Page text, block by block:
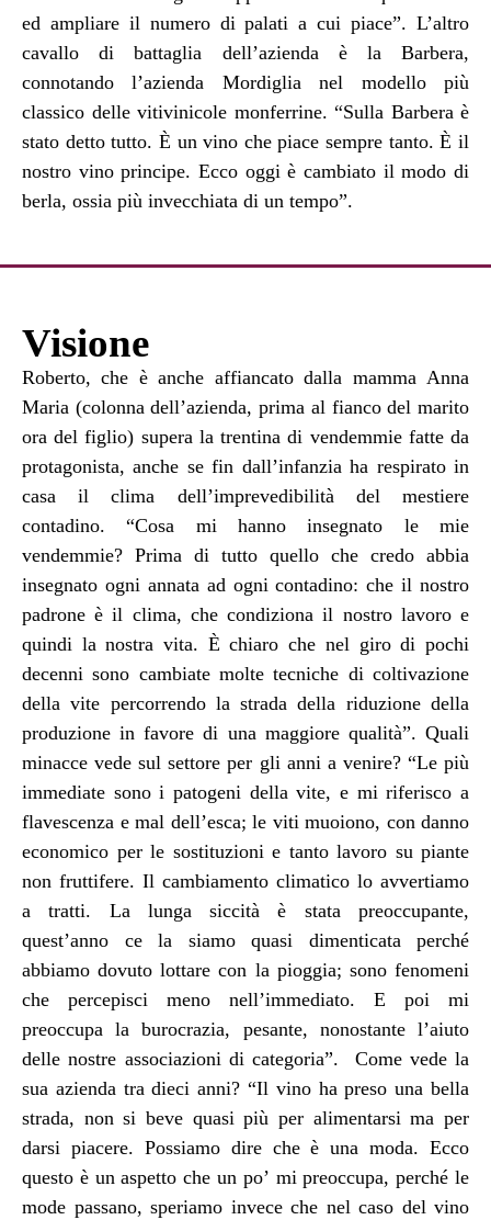
ed ampliare il numero di palati a cui piace”. L’altro
cavallo di battaglia dell’azienda è la Barbera,
connotando l’azienda Mordiglia nel modello più
classico delle vitivinicole monferrine. “Sulla Barbera è
stato detto tutto. È un vino che piace sempre tanto. È il
nostro vino principe. Ecco oggi è cambiato il modo di
berla, ossia più invecchiata di un tempo”.
Visione
Roberto, che è anche affiancato dalla mamma Anna
Maria (colonna dell’azienda, prima al fianco del marito
ora del figlio) supera la trentina di vendemmie fatte da
protagonista, anche se fin dall’infanzia ha respirato in
casa il clima dell’imprevedibilità del mestiere
contadino. “Cosa mi hanno insegnato le mie
vendemmie? Prima di tutto quello che credo abbia
insegnato ogni annata ad ogni contadino: che il nostro
padrone è il clima, che condiziona il nostro lavoro e
quindi la nostra vita. È chiaro che nel giro di pochi
decenni sono cambiate molte tecniche di coltivazione
della vite percorrendo la strada della riduzione della
produzione in favore di una maggiore qualità”. Quali
minacce vede sul settore per gli anni a venire? “Le più
immediate sono i patogeni della vite, e mi riferisco a
flavescenza e mal dell’esca; le viti muoiono, con danno
economico per le sostituzioni e tanto lavoro su piante
non fruttifere. Il cambiamento climatico lo avvertiamo
a tratti. La lunga siccità è stata preoccupante,
quest’anno ce la siamo quasi dimenticata perché
abbiamo dovuto lottare con la pioggia; sono fenomeni
che percepisci meno nell’immediato. E poi mi
preoccupa la burocrazia, pesante, nonostante l’aiuto
delle nostre associazioni di categoria”. Come vede la
sua azienda tra dieci anni? “Il vino ha preso una bella
strada, non si beve quasi più per alimentarsi ma per
darsi piacere. Possiamo dire che è una moda. Ecco
questo è un aspetto che un po’ mi preoccupa, perché le
mode passano, speriamo invece che nel caso del vino